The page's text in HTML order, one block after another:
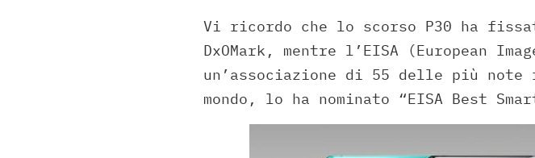
Vi ricordo che lo scorso P30 ha
DxOMark, mentre l’EISA (European
un’associazione di 55 delle più
mondo, lo ha nominato “EISA Best